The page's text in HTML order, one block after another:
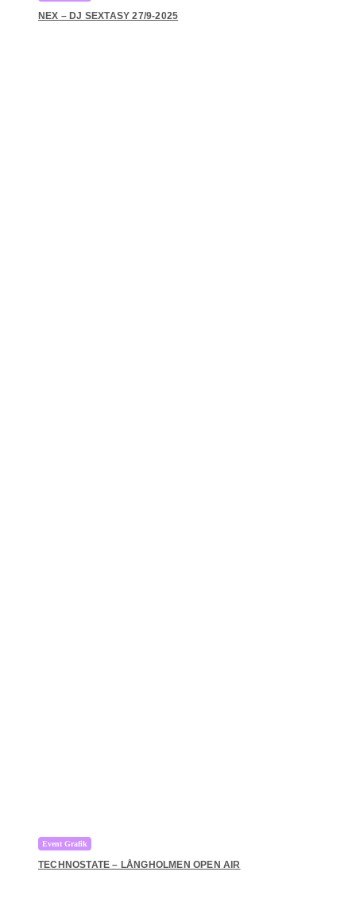
NEX – DJ SEXTASY 27/9-2025
Event Grafik
TECHNOSTATE – LÅNGHOLMEN OPEN AIR